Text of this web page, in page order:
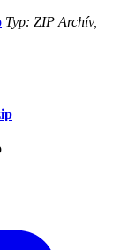
Typ: ZIP Archív,